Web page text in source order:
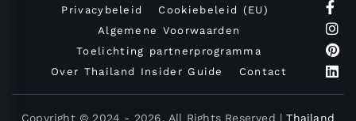
Privacybeleid
Cookiebeleid (EU)
Algemene Voorwaarden
Toelichting partnerprogramma
Over Thailand Insider Guide
Contact
Copyright © 2024 - 2026. All Rights Reserved |Thailand